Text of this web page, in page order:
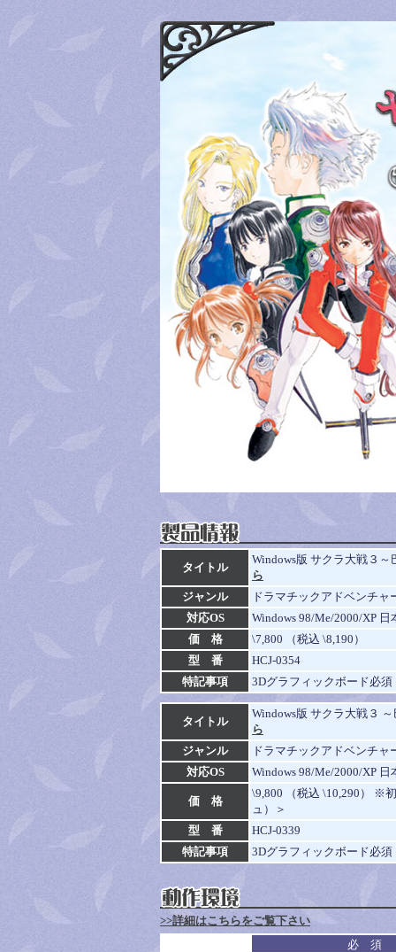
タイトル
Windows版 サクラ大戦３
ら
ジャンル
ドラマチックアドベンチャ
対応OS
Windows 98/Me/2000/XP 日
価 格
\7,800 （税込 \8,190）
型 番
HCJ-0354
特記事項
3Dグラフィックボード必須
タイトル
Windows版 サクラ大戦３
ら
ジャンル
ドラマチックアドベンチャ
対応OS
Windows 98/Me/2000/XP 日
価 格
\9,800 （税込 \10,290） ※
ュ）＞
型 番
HCJ-0339
特記事項
3Dグラフィックボード必須
>>詳細はこちらをご覧下さい
必 須